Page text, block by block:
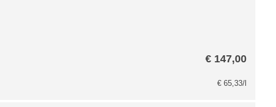
€ 147,00
€ 65,33/l